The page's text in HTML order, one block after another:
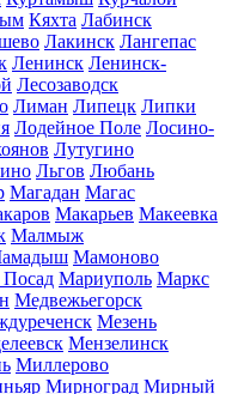
Кяхта Лабинск
Лакинск Лангепас
Ленинск Ленинск-
Лесозаводск
Лиман Липецк Липки
Лодейное Поле Лосино-
Лутугино
Льгов Любань
Магадан Магас
Макарьев Макеевка
Малмыж
Мамоново
Мариуполь Маркс
Медвежьегорск
Мезень
Мензелинск
Миллерово
Мирноград Мирный